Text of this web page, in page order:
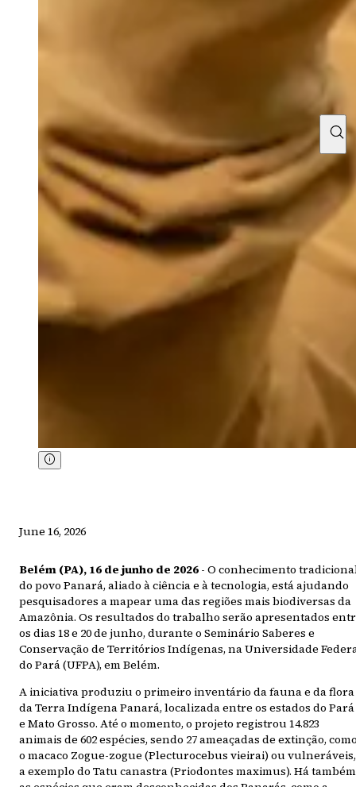
June 16, 2026
Belém (PA), 16 de junho de 2026 - O conhecimento
do povo Panará, aliado à ciência e à tecnologia, está ajudando
pesquisadores a mapear uma das regiões mais biodiversas da
Amazônia. Os resultados do trabalho serão apresentados
os dias 18 e 20 de junho, durante o Seminário Saberes e
Conservação de Territórios Indígenas, na Universidade
do Pará (UFPA), em Belém.
A iniciativa produziu o primeiro inventário da fauna e da flora
da Terra Indígena Panará, localizada entre os estados do Pará
e Mato Grosso. Até o momento, o projeto registrou 14.823
animais de 602 espécies, sendo 27 ameaçadas de extinção,
o macaco Zogue-zogue (Plecturocebus vieirai) ou vulneráveis,
a exemplo do Tatu canastra (Priodontes maximus). Há também